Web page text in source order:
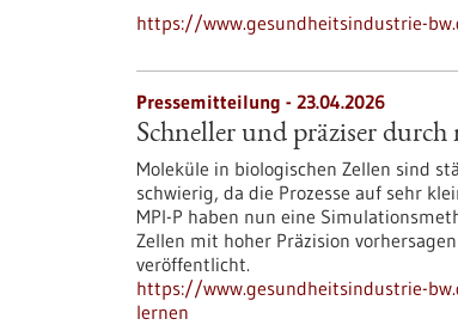
https://www.gesundheitsindustrie-
Pressemitteilung - 23.04.2026
Schneller und präziser durch
Moleküle in biologischen Zellen sind
schwierig, da die Prozesse auf sehr
MPI-P haben nun eine
Zellen mit hoher Präzision
veröffentlicht.
https://www.gesundheitsindustrie-
lernen